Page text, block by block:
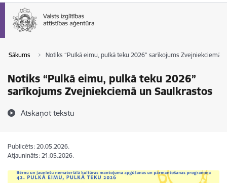
Sākums Notiks “Pulkā eimu, pulkā teku 2026” sarīkojums Zvejniekciemā
Notiks “Pulkā eimu, pulkā teku 2026”
sarīkojums Zvejniekciemā un Saulkrastos
Atskaņot tekstu
Publicēts: 20.05.2026.
Atjaunināts: 21.05.2026.